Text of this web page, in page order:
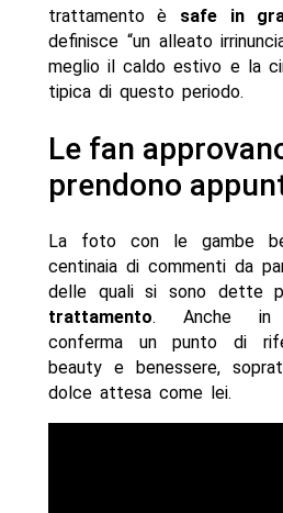
trattamento è safe in
definisce “un alleato
meglio il caldo estivo e la
tipica di questo periodo.
Le fan
prendono
La foto con le gambe
centinaia di commenti da
delle quali si sono dette
trattamento. Anche in
conferma un punto di
beauty e benessere,
dolce attesa come lei.